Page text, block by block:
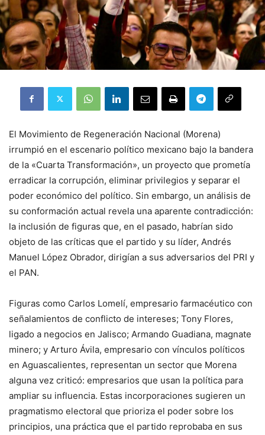
El Movimiento de Regeneración Nacional (Morena)
irrumpió en el escenario político mexicano bajo la bandera
de la «Cuarta Transformación», un proyecto que prometía
erradicar la corrupción, eliminar privilegios y separar el
poder económico del político. Sin embargo, un análisis de
su conformación actual revela una aparente contradicción:
la inclusión de figuras que, en el pasado, habrían sido
objeto de las críticas que el partido y su líder, Andrés
Manuel López Obrador, dirigían a sus adversarios del PRI y
el PAN.
Figuras como Carlos Lomelí, empresario farmacéutico con
señalamientos de conflicto de intereses; Tony Flores,
ligado a negocios en Jalisco; Armando Guadiana, magnate
minero; y Arturo Ávila, empresario con vínculos políticos
en Aguascalientes, representan un sector que Morena
alguna vez criticó: empresarios que usan la política para
ampliar su influencia. Estas incorporaciones sugieren un
pragmatismo electoral que prioriza el poder sobre los
principios, una práctica que el partido reprobaba en sus